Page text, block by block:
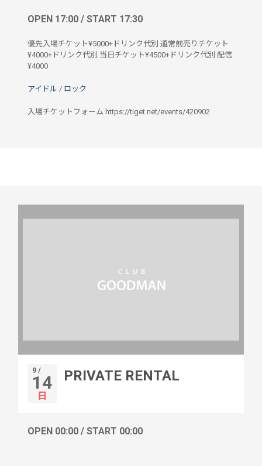
OPEN 17:00 / START 17:30
優先入場チケット¥5000+ドリンク代別 通常前売りチケット
¥4000+ドリンク代別 当日チケット¥4500+ドリンク代別 配信
¥4000
アイドル / ロック
入場チケットフォーム https://tiget.net/events/420902
9 /
14
日
PRIVATE RENTAL
OPEN 00:00 / START 00:00